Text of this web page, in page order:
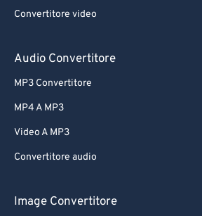
Convertitore video
Audio Convertitore
MP3 Convertitore
MP4 A MP3
Video A MP3
Convertitore audio
Image Convertitore